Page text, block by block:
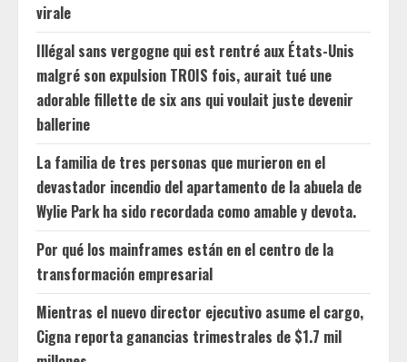
virale
Illégal sans vergogne qui est rentré aux États-Unis
malgré son expulsion TROIS fois, aurait tué une
adorable fillette de six ans qui voulait juste devenir
ballerine
La familia de tres personas que murieron en el
devastador incendio del apartamento de la abuela de
Wylie Park ha sido recordada como amable y devota.
Por qué los mainframes están en el centro de la
transformación empresarial
Mientras el nuevo director ejecutivo asume el cargo,
Cigna reporta ganancias trimestrales de $1.7 mil